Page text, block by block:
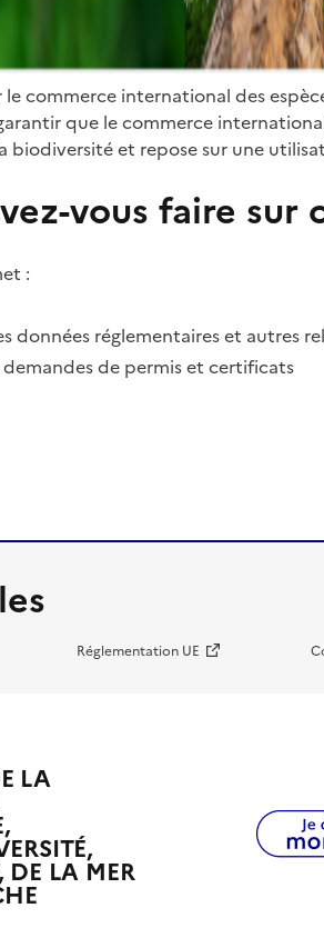
commerce international des
que le commerce
biodiversité et repose sur une
vous faire sur
:
données réglementaires et autres
de permis et certificats
Réglementation UE
LA
DE LA MER